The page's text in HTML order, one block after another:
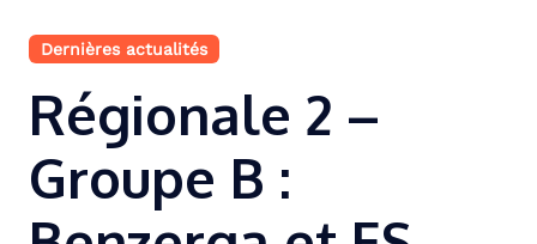
Dernières actualités
Régionale 2 –
Groupe B :